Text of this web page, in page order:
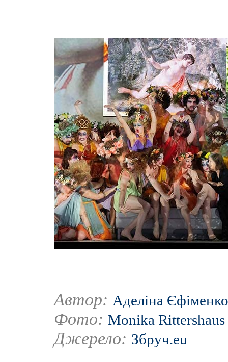
Автор: Аделіна Єфіменко
Фото: Monika Rittershaus
Джерело: Збруч.eu